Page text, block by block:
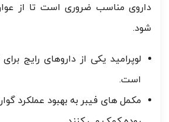
داروی مناسب ضروری است تا از
شود.
لوپرامید یکی از داروهای رایج
است.
مکمل های فیبر به بهبود عملکرد